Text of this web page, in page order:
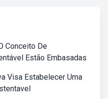
Conceito De
Estão Embasadas
Visa Estabelecer Uma